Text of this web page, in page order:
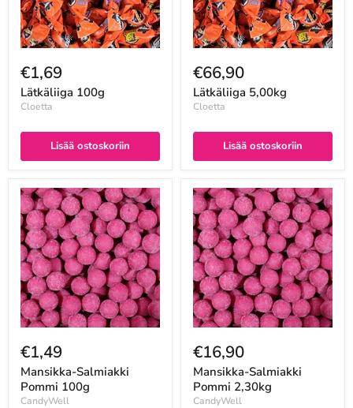
€1,69
Lätkäliiga 100g
Cloetta
Lisää ostoskoriin
€66,90
Lätkäliiga 5,00kg
Cloetta
Lisää ostoskoriin
€1,49
Mansikka-Salmiakki
Pommi 100g
CandyWell
€16,90
Mansikka-Salmiakki
Pommi 2,30kg
CandyWell